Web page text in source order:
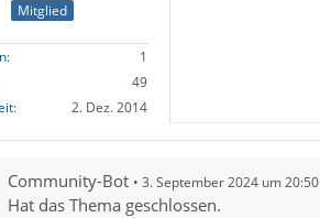
Mitglied
1
49
2. Dez. 2014
Community-Bot 3. September 2024 um 20:50
Hat das Thema geschlossen.